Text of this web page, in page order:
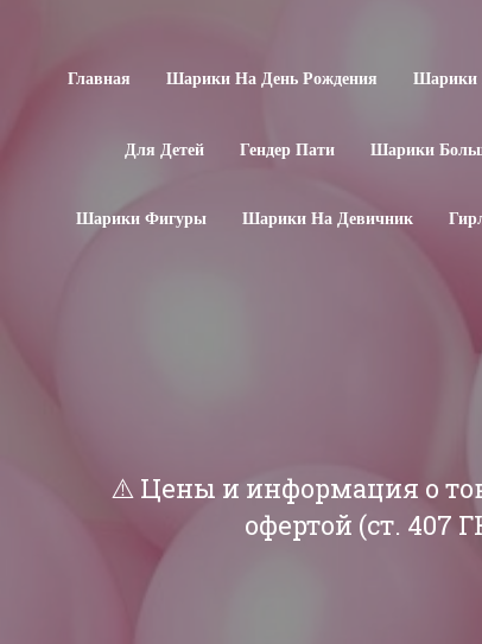
Главная Шарики На День Рождения Шарики
Для Детей Гендер Пати Шарики
Шарики Фигуры Шарики На Девичник
⚠️ Цены и информация о
офертой (ст. 407